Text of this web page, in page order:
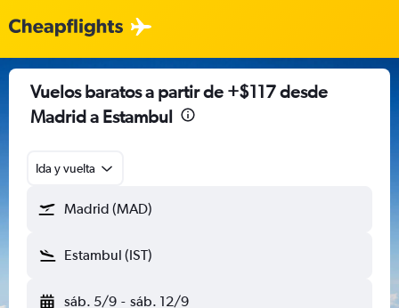
Vuelos baratos a partir de +$117 desde
Madrid a Estambul
Ida y vuelta
Madrid (MAD)
Estambul (IST)
sáb. 5/9 - sáb. 12/9